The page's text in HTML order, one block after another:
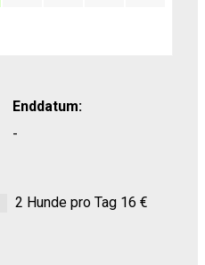
Enddatum:
-
2 Hunde pro Tag 16 €